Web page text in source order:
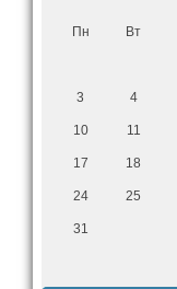
Пн Вт
3 4
10 11
17 18
24 25
31